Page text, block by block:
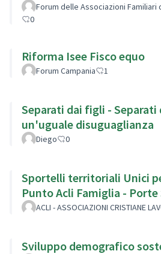
Forum delle Associazioni Familiari
0
Riforma Isee Fisco equo
Forum Campania 1
Separati dai figli -
un'uguale disuguaglianza
Diego 0
Sportelli territoriali Unici
Punto Acli Famiglia - Porte
ACLI - ASSOCIAZIONI CRISTIANE
Sviluppo demografico